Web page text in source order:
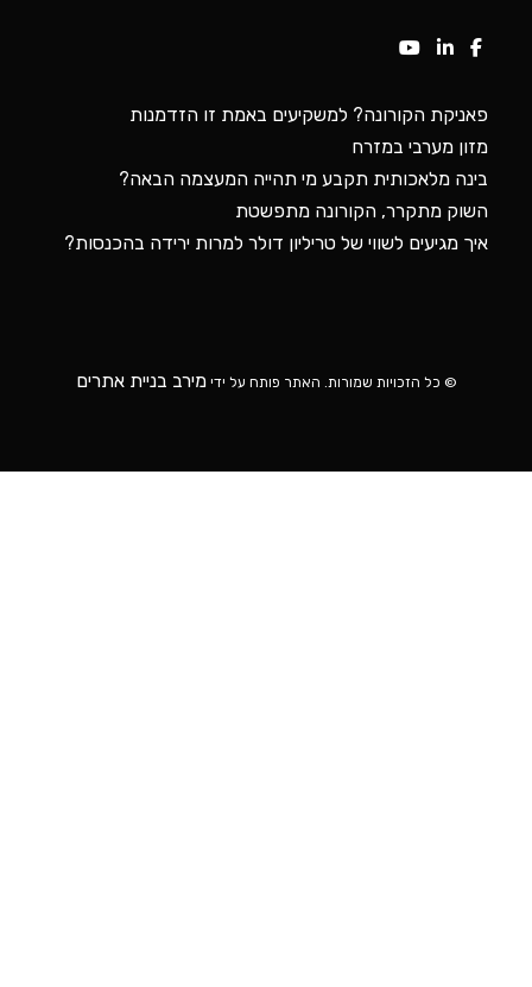
פאניקת הקורונה? למשקיעים באמת זו הזדמנות
מזון מערבי במזרח
בינה מלאכותית תקבע מי תהייה המעצמה הבאה?
השוק מתקרר, הקורונה מתפשטת
איך מגיעים לשווי של טריליון דולר למרות ירידה בהכנסות?
© כל הזכויות שמורות. האתר פותח על ידימירב בניית אתרים